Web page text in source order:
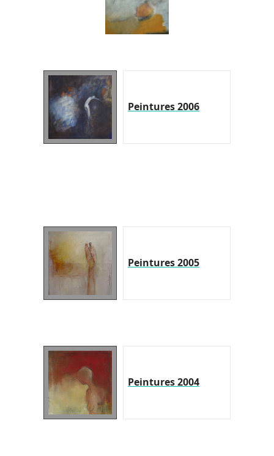
Peintures 2006
Peintures 2005
Peintures 2004